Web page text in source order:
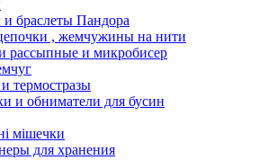
браслеты Пандора
, жемчужины на нити
рассыпные и микробисер
термостразы
и обниматели для бусин
мішечки
для хранения